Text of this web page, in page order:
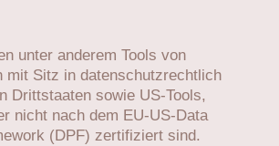
unter anderem Tools von
mit Sitz in datenschutzrechtlich
Drittstaaten sowie US-Tools,
nicht nach dem EU-US-Data
(DPF) zertifiziert sind.